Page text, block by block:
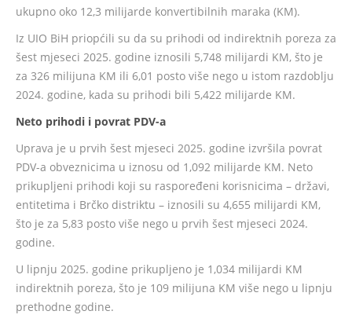
ukupno oko 12,3 milijarde konvertibilnih maraka (KM).
Iz UIO BiH priopćili su da su prihodi od indirektnih poreza za
šest mjeseci 2025. godine iznosili 5,748 milijardi KM, što je
za 326 milijuna KM ili 6,01 posto više nego u istom razdoblju
2024. godine, kada su prihodi bili 5,422 milijarde KM.
Neto prihodi i povrat PDV-a
Uprava je u prvih šest mjeseci 2025. godine izvršila povrat
PDV-a obveznicima u iznosu od 1,092 milijarde KM. Neto
prikupljeni prihodi koji su raspoređeni korisnicima – državi,
entitetima i Brčko distriktu – iznosili su 4,655 milijardi KM,
što je za 5,83 posto više nego u prvih šest mjeseci 2024.
godine.
U lipnju 2025. godine prikupljeno je 1,034 milijardi KM
indirektnih poreza, što je 109 milijuna KM više nego u lipnju
prethodne godine.